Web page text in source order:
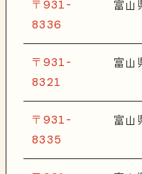
〒931-
8336
富山
〒931-
8321
富山
〒931-
8335
富山